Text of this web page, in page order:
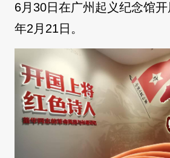
6月30日在广州起义纪念馆
年2月21日。